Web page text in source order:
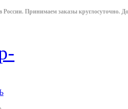
Принимаем заказы круглосуточно.